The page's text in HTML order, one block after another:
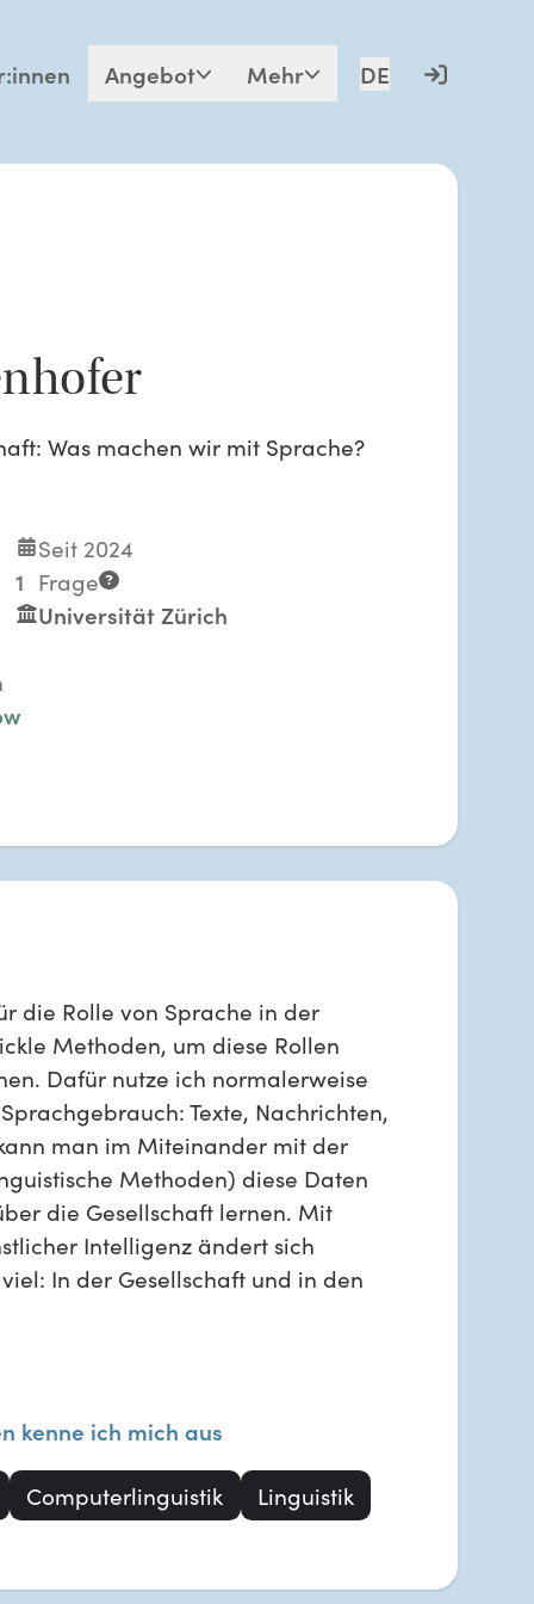
Angebot Mehr DE
Was machen wir mit Sprache?
Seit 2024
1 Frage
Universität Zürich
die Rolle von Sprache in der
Methoden, um diese Rollen
Dafür nutze ich normalerweise
Texte, Nachrichten,
man im Miteinander mit der
Methoden) diese Daten
die Gesellschaft lernen. Mit
Intelligenz ändert sich
In der Gesellschaft und in den
kenne ich mich aus
Computerlinguistik Linguistik